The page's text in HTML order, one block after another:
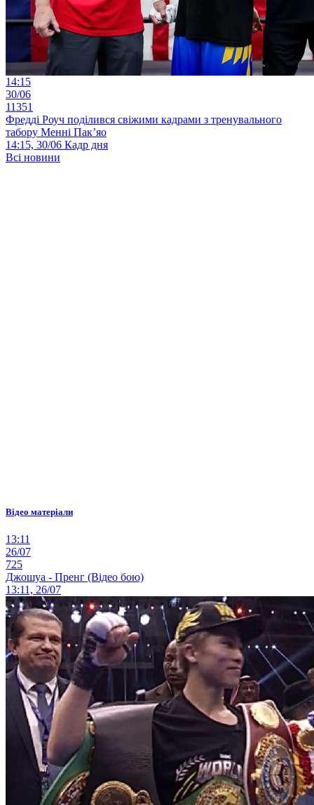
14:15
30/06
11351
Фредді Роуч поділився свіжими кадрами з тренувального
табору Менні Пак’яо
14:15, 30/06 Кадр дня
Всі новини
Відео матеріали
13:11
26/07
725
Джошуа - Пренг (Відео бою)
13:11, 26/07